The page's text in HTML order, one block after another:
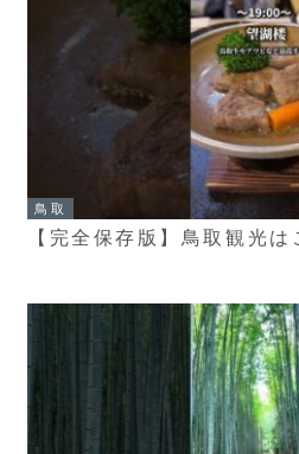
鳥取
【完全保存版】鳥取観光は